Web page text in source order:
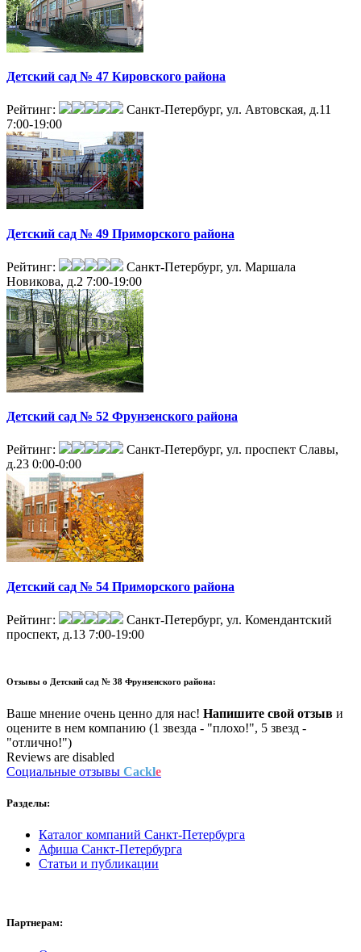
Детский сад № 47 Кировского района
Рейтинг:
Санкт-Петербург, ул. Автовская, д.11
7:00-19:00
Детский сад № 49 Приморского района
Рейтинг:
Санкт-Петербург, ул. Маршала
Новикова, д.2 7:00-19:00
Детский сад № 52 Фрунзенского района
Рейтинг:
Санкт-Петербург, ул. проспект Славы,
д.23 0:00-0:00
Детский сад № 54 Приморского района
Рейтинг:
Санкт-Петербург, ул. Комендантский
проспект, д.13 7:00-19:00
Отзывы о Детский сад № 38 Фрунзенского района:
Ваше мнение очень ценно для нас! Напишите свой отзыв и
оцените в нем компанию (1 звезда - "плохо!", 5 звезд -
"отлично!")
Reviews are disabled
Социальные отзывы Cackle
Разделы:
Каталог компаний Санкт-Петербурга
Афиша Санкт-Петербурга
Статьи и публикации
Партнерам: